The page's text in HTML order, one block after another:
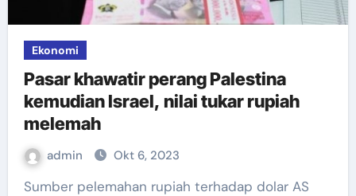
Ekonomi
Pasar khawatir perang Palestina
kemudian Israel, nilai tukar rupiah
melemah
admin Okt 6, 2023
Sumber pelemahan rupiah terhadap dolar AS